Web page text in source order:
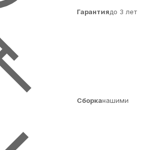
Гарантиядо 3 лет
Сборканашими